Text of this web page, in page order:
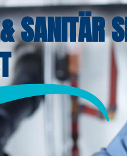
SANITÄR